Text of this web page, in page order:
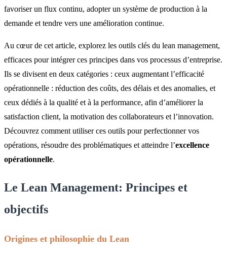
favoriser un flux continu, adopter un système de production à la
demande et tendre vers une amélioration continue.
Au cœur de cet article, explorez les outils clés du lean management,
efficaces pour intégrer ces principes dans vos processus d’entreprise.
Ils se divisent en deux catégories : ceux augmentant l’efficacité
opérationnelle : réduction des coûts, des délais et des anomalies, et
ceux dédiés à la qualité et à la performance, afin d’améliorer la
satisfaction client, la motivation des collaborateurs et l’innovation.
Découvrez comment utiliser ces outils pour perfectionner vos
opérations, résoudre des problématiques et atteindre l’excellence
opérationnelle.
Le Lean Management: Principes et
objectifs
Origines et philosophie du Lean